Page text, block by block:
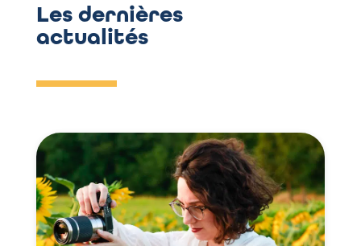
Les dernières
actualités